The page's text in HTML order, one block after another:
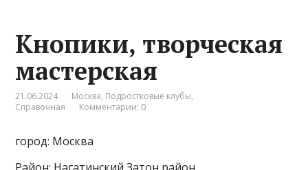
Кнопики, творческая
мастерская
21.06.2024 Москва, Подростковые клубы,
Справочная
Комментарии: 0
город: Москва